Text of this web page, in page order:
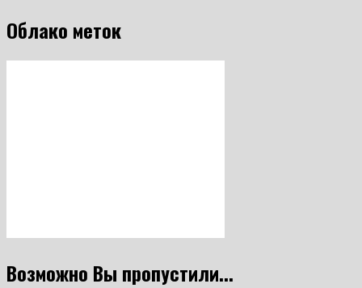
Облако меток
Возможно Вы пропустили...